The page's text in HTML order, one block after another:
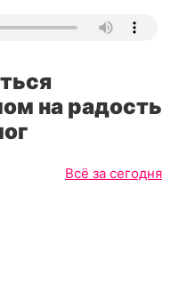
на радость
Всё за сегодня